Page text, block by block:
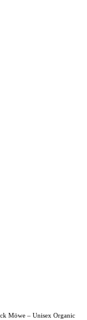
Möwe – Unisex Organic